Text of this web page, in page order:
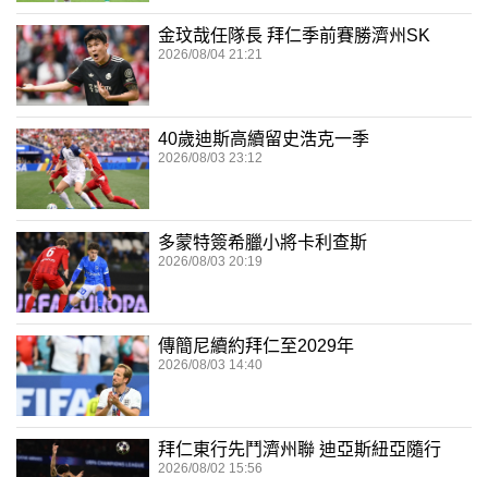
金玟哉任隊長 拜仁季前賽勝濟州SK
2026/08/04 21:21
40歲迪斯高續留史浩克一季
2026/08/03 23:12
多蒙特簽希臘小將卡利查斯
2026/08/03 20:19
傳簡尼續約拜仁至2029年
2026/08/03 14:40
拜仁東行先鬥濟州聯 迪亞斯紐亞隨行
2026/08/02 15:56